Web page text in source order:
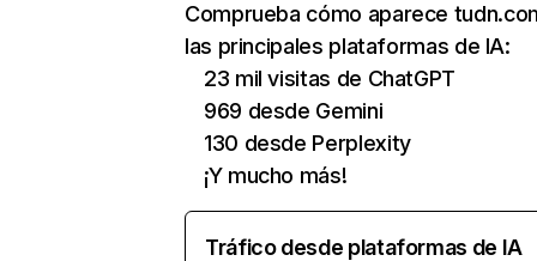
Comprueba cómo aparece
las principales plataformas de IA:
23 mil visitas de ChatGPT
969 desde Gemini
130 desde Perplexity
¡Y mucho más!
Tráfico desde plataformas de IA